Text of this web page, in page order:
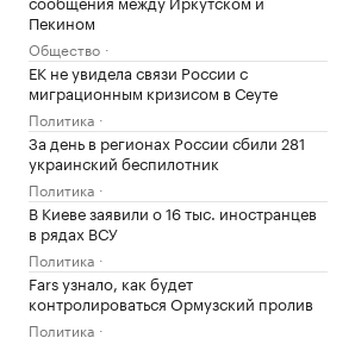
Пекином
Общество
ЕК не увидела связи России с
миграционным кризисом в Сеуте
Политика
За день в регионах России сбили 281
украинский беспилотник
Политика
В Киеве заявили о 16 тыс. иностранцев
в рядах ВСУ
Политика
Fars узнало, как будет
контролироваться Ормузский пролив
Политика